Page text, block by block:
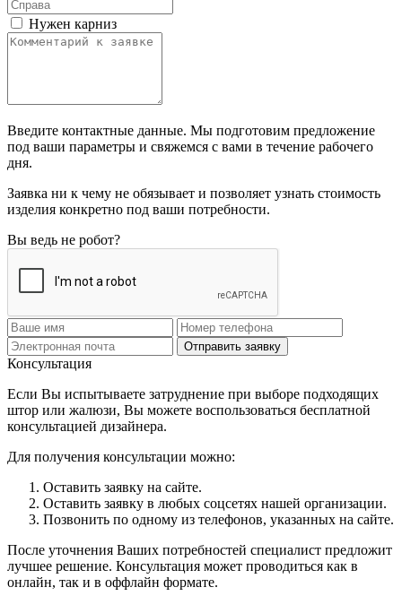
Нужен карниз
Введите контактные данные. Мы подготовим предложение
под ваши параметры и свяжемся с вами в течение рабочего
дня.
Заявка ни к чему не обязывает и позволяет узнать стоимость
изделия конкретно под ваши потребности.
Вы ведь не робот?
Отправить заявку
Консультация
Если Вы испытываете затруднение при выборе подходящих
штор или жалюзи, Вы можете воспользоваться бесплатной
консультацией дизайнера.
Для получения консультации можно:
Оставить заявку на сайте.
Оставить заявку в любых соцсетях нашей организации.
Позвонить по одному из телефонов, указанных на сайте.
После уточнения Ваших потребностей специалист предложит
лучшее решение. Консультация может проводиться как в
онлайн, так и в оффлайн формате.